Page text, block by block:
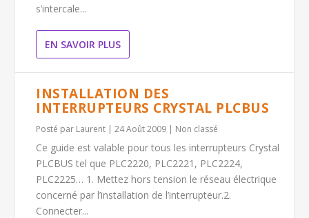
s’intercale...
EN SAVOIR PLUS
INSTALLATION DES
INTERRUPTEURS CRYSTAL PLCBUS
Posté par Laurent |24 Août 2009 | Non classé
Ce guide est valable pour tous les interrupteurs Crystal
PLCBUS tel que PLC2220, PLC2221, PLC2224,
PLC2225… 1. Mettez hors tension le réseau électrique
concerné par l’installation de l’interrupteur.2.
Connecter...